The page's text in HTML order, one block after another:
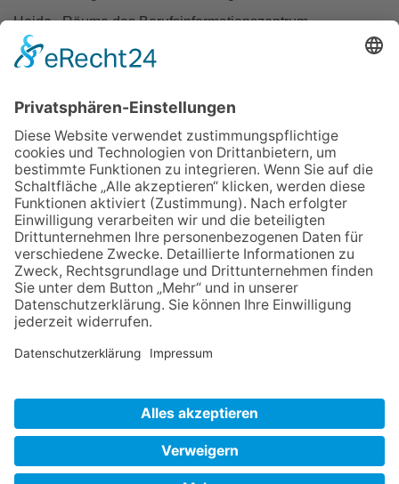
Heide , Räume des Berufsinformationszentrum
Termin:
Zurück
Impressum
Widerruf
Barrierefreiheit